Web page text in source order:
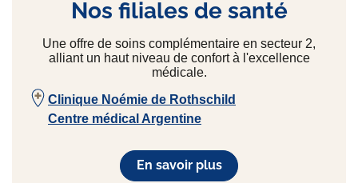
Nos filiales de santé
Une offre de soins complémentaire en secteur 2,
alliant un haut niveau de confort à l'excellence
médicale.
Clinique Noémie de Rothschild
Centre médical Argentine
En savoir plus